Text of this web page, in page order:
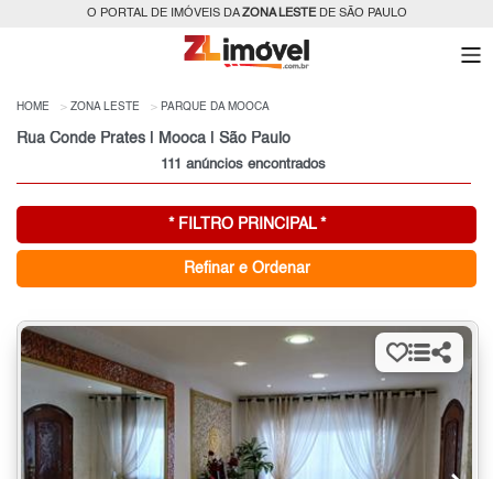
O PORTAL DE IMÓVEIS DAZONA LESTEDE SÃO PAULO
HOME ZONA LESTE PARQUE DA MOOCA
Rua Conde Prates | Mooca | São Paulo
111 anúncios encontrados
* FILTRO PRINCIPAL *
Refinar e Ordenar